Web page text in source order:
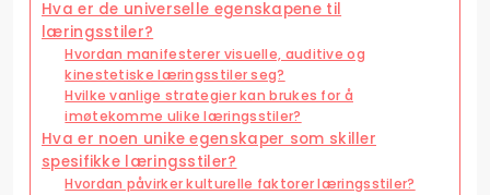
Hva er de universelle egenskapene til
læringsstiler?
Hvordan manifesterer visuelle, auditive og
kinestetiske læringsstiler seg?
Hvilke vanlige strategier kan brukes for å
imøtekomme ulike læringsstiler?
Hva er noen unike egenskaper som skiller
spesifikke læringsstiler?
Hvordan påvirker kulturelle faktorer læringsstiler?